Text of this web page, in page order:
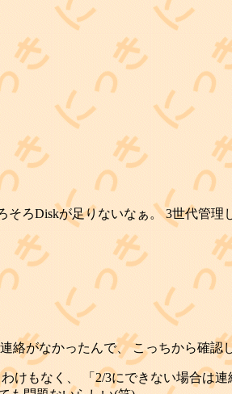
そろDiskが足りないなぁ。 3世代管
絡がなかったんで、 こっちから確
けもなく、 「2/3にできない場合は